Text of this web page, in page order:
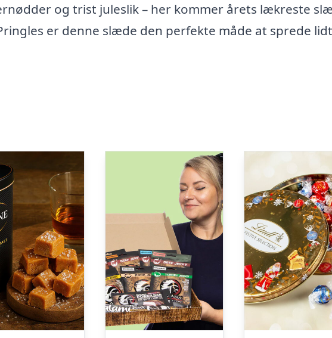
og trist juleslik – her kommer årets lækreste
er denne slæde den perfekte måde at sprede lidt